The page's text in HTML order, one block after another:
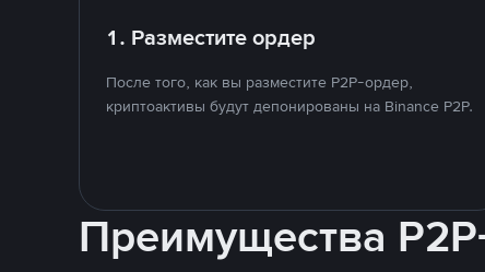
1. Разместите ордер
После того, как вы разместите P2P-ордер,
криптоактивы будут депонированы на Binance P2P.
Преимущества